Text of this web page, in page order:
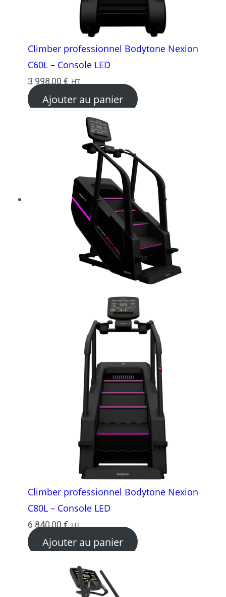
Climber professionnel Bodytone Nexion
C60L – Console LED
3 998,00€ HT
Ajouter au panier
Climber professionnel Bodytone Nexion
C80L – Console LED
6 840,00€ HT
Ajouter au panier